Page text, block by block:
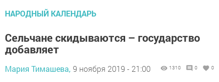
НАРОДНЫЙ КАЛЕНДАРЬ
Сельчане скидываются – государство
добавляет
Мария Тимашева, 9 ноября 2019 - 21:00 1310 0 0